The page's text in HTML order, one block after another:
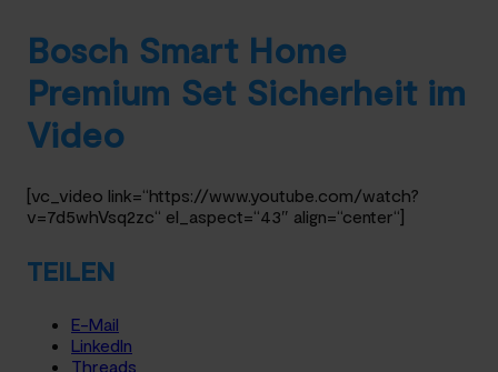
Bosch Smart Home
Premium Set Sicherheit im
Video
[vc_video link=“https://www.youtube.com/watch?
v=7d5whVsq2zc“ el_aspect=“43″ align=“center“]
TEILEN
E-Mail
LinkedIn
Threads